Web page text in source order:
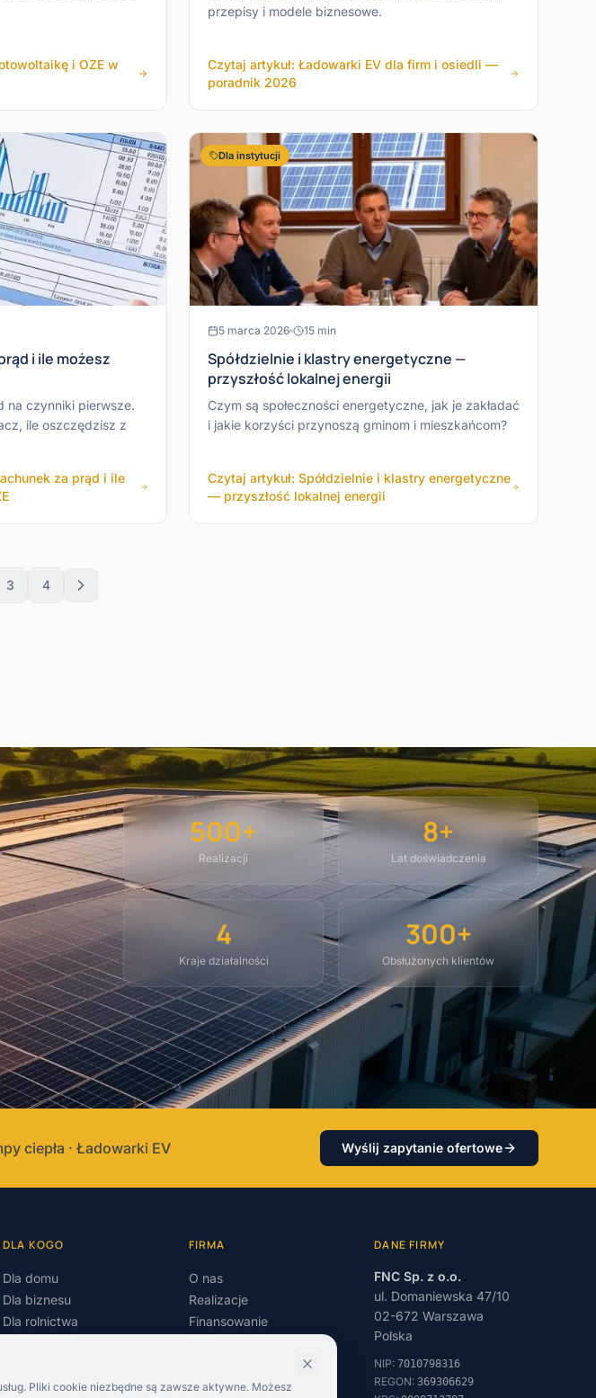
i OZE w
przepisy i modele biznesowe.
Czytaj artykuł: Ładowarki EV dla firm i osiedli —
poradnik 2026
i ile możesz
na czynniki pierwsze.
ile oszczędzisz z
za prąd i ile
Dla instytucji
5 marca 2026 15min
Spółdzielnie i klastry energetyczne —
przyszłość lokalnej energii
Czym są społeczności energetyczne, jak je zakładać
i jakie korzyści przynoszą gminom i mieszkańcom?
Czytaj artykuł: Spółdzielnie i klastry energetyczne
— przyszłość lokalnej energii
3 4
500+
Realizacji
8+
Lat doświadczenia
4
Kraje działalności
300+
Obsłużonych klientów
ciepła · Ładowarki EV Wyślij zapytanie ofertowe
DLA KOGO
Dla domu
Dla biznesu
Dla rolnictwa
FIRMA
O nas
Realizacje
Finansowanie
DANE FIRMY
FNC Sp. z o.o.
ul. Domaniewska 47/10
02-672 Warszawa
Polska
NIP: 7010798316
REGON: 369306629
Pliki cookie niezbędne są zawsze aktywne. Możesz